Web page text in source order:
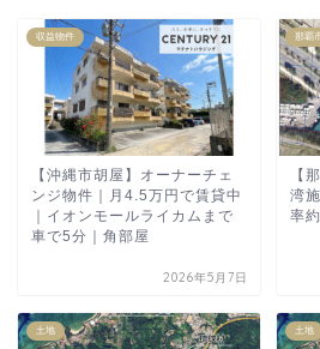
収益物件
【沖縄市胡屋】オーナーチェ
ンジ物件｜月4.5万円で賃貸中
｜イオンモールライカムまで
車で5分｜角部屋
2026年5月7日
那覇
【
湾
率
土地 土地